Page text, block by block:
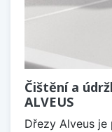
Čištění a
ALVEUS
Dřezy Alveus